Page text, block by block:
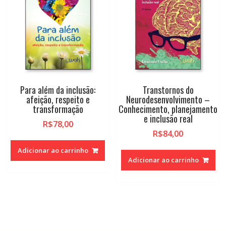
Para além da inclusão:
afeição, respeito e
transformação
R$78,00
Adicionar ao carrinho
Transtornos do
Neurodesenvolvimento –
Conhecimento, planejamento
e inclusão real
R$84,00
Adicionar ao carrinho